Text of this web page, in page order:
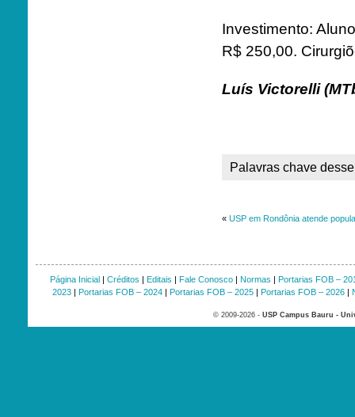
Investimento:
R$ 250,00.
Luís Victorelli
Palavras chave
« USP em Rondônia atende
Página Inicial| Créditos | Editais | Fale Conosco| Normas | Portarias FOB –
2023| Portarias FOB – 2024| Portarias FOB – 2025| Portarias FOB – 2026|
© 2009-2026 - USP Campus Bauru -